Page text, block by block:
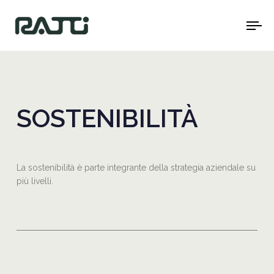
SOSTENIBILITÀ
La sostenibilità è parte integrante della strategia aziendale su
più livelli.